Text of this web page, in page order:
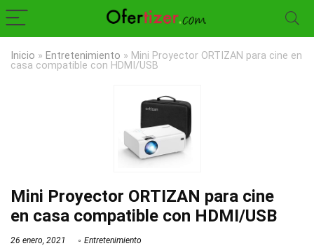
Inicio » Entretenimiento » Mini Proyector ORTIZAN para cine en
casa compatible con HDMI/USB
Mini Proyector ORTIZAN para cine
en casa compatible con HDMI/USB
26 enero, 2021 Entretenimiento